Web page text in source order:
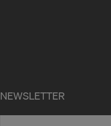
NEWSLETTER